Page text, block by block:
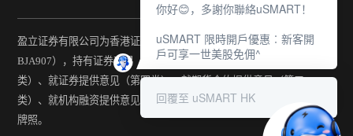
盈立证券有限公司为香港证监会持牌法团（中央编号：
BJA907），持有证券交易（第一类）、期货合约交易（第二
类）、就证券提供意见（第四类）、就期货合约提供意见（第五
类）、就机构融资提供意见（第六类）及提供资产管理（第九类）
牌照。
你好😊，多謝你聯絡uSMART！
uSMART 限時開戶優惠︰新客開
戶可享一世美股免佣^
回覆至 uSMART HK